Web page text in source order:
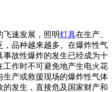
飞速发展，照明灯具在生产、
品种越来越多。在爆炸性气
故性爆炸的发生已经成为十
作时不可避免地产生电火花
产或救援现场的爆炸性气体
发生，直接危及国家财产和